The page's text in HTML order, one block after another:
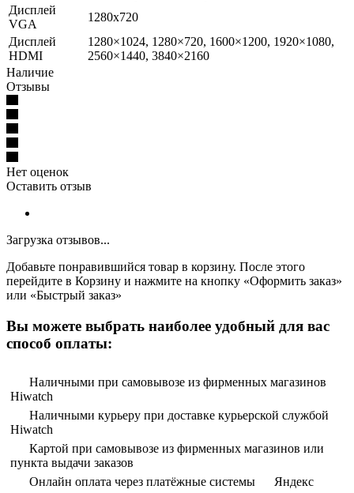
Дисплей
VGA
1280х720
Дисплей
HDMI
1280×1024, 1280×720, 1600×1200, 1920×1080,
2560×1440, 3840×2160
Наличие
Отзывы
Нет оценок
Оставить отзыв
Загрузка отзывов...
Добавьте понравившийся товар в корзину. После этого
перейдите в Корзину и нажмите на кнопку «Оформить заказ»
или «Быстрый заказ»
Вы можете выбрать наиболее удобный для вас
способ оплаты:
Наличными при самовывозе из фирменных магазинов
Hiwatch
Наличными курьеру при доставке курьерской службой
Hiwatch
Картой при самовывозе из фирменных магазинов или
пункта выдачи заказов
Онлайн оплата через платёжные системы
Яндекс